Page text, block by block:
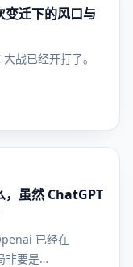
迁下的风口与
战已经开打了。
，虽然 ChatGPT
已经在
非要是…